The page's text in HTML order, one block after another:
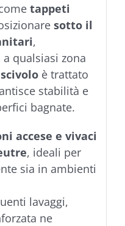
tappeti
sotto il
,
qualsiasi zona
è trattato
stabilità e
bagnate.
accese e vivaci
, ideali per
sia in ambienti
lavaggi,
ne